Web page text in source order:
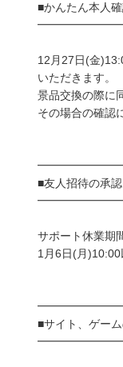
■かんたん本人
12月27日(金
いただきます。
景品交換の際に
その場合の確認
■友人招待の承
サポート休業期
1月6日(月)10:00
■サイト、ゲー